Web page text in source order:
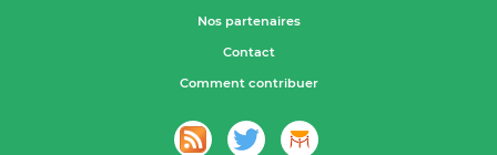
Nos partenaires
Contact
Comment contribuer